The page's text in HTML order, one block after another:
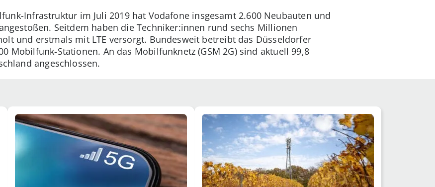
Infrastruktur im Juli 2019 hat Vodafone insgesamt 2.600 Neubauten und
Seitdem haben die Techniker:innen rund sechs Millionen
und erstmals mit LTE versorgt. Bundesweit betreibt das Düsseldorfer
Mobilfunk-Stationen. An das Mobilfunknetz (GSM 2G) sind aktuell 99,8
angeschlossen.